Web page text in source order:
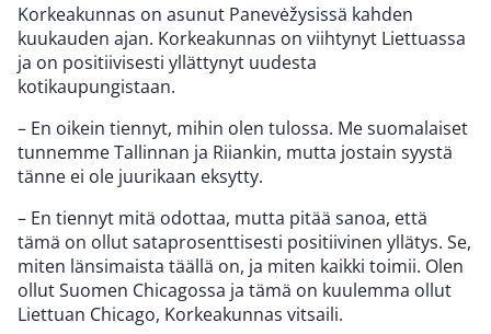
Korkeakunnas on asunut Panevėžysissä kahden
kuukauden ajan. Korkeakunnas on viihtynyt Liettuassa
ja on positiivisesti yllättynyt uudesta
kotikaupungistaan.
– En oikein tiennyt, mihin olen tulossa. Me suomalaiset
tunnemme Tallinnan ja Riiankin, mutta jostain syystä
tänne ei ole juurikaan eksytty.
– En tiennyt mitä odottaa, mutta pitää sanoa, että
tämä on ollut sataprosenttisesti positiivinen yllätys. Se,
miten länsimaista täällä on, ja miten kaikki toimii. Olen
ollut Suomen Chicagossa ja tämä on kuulemma ollut
Liettuan Chicago, Korkeakunnas vitsaili.